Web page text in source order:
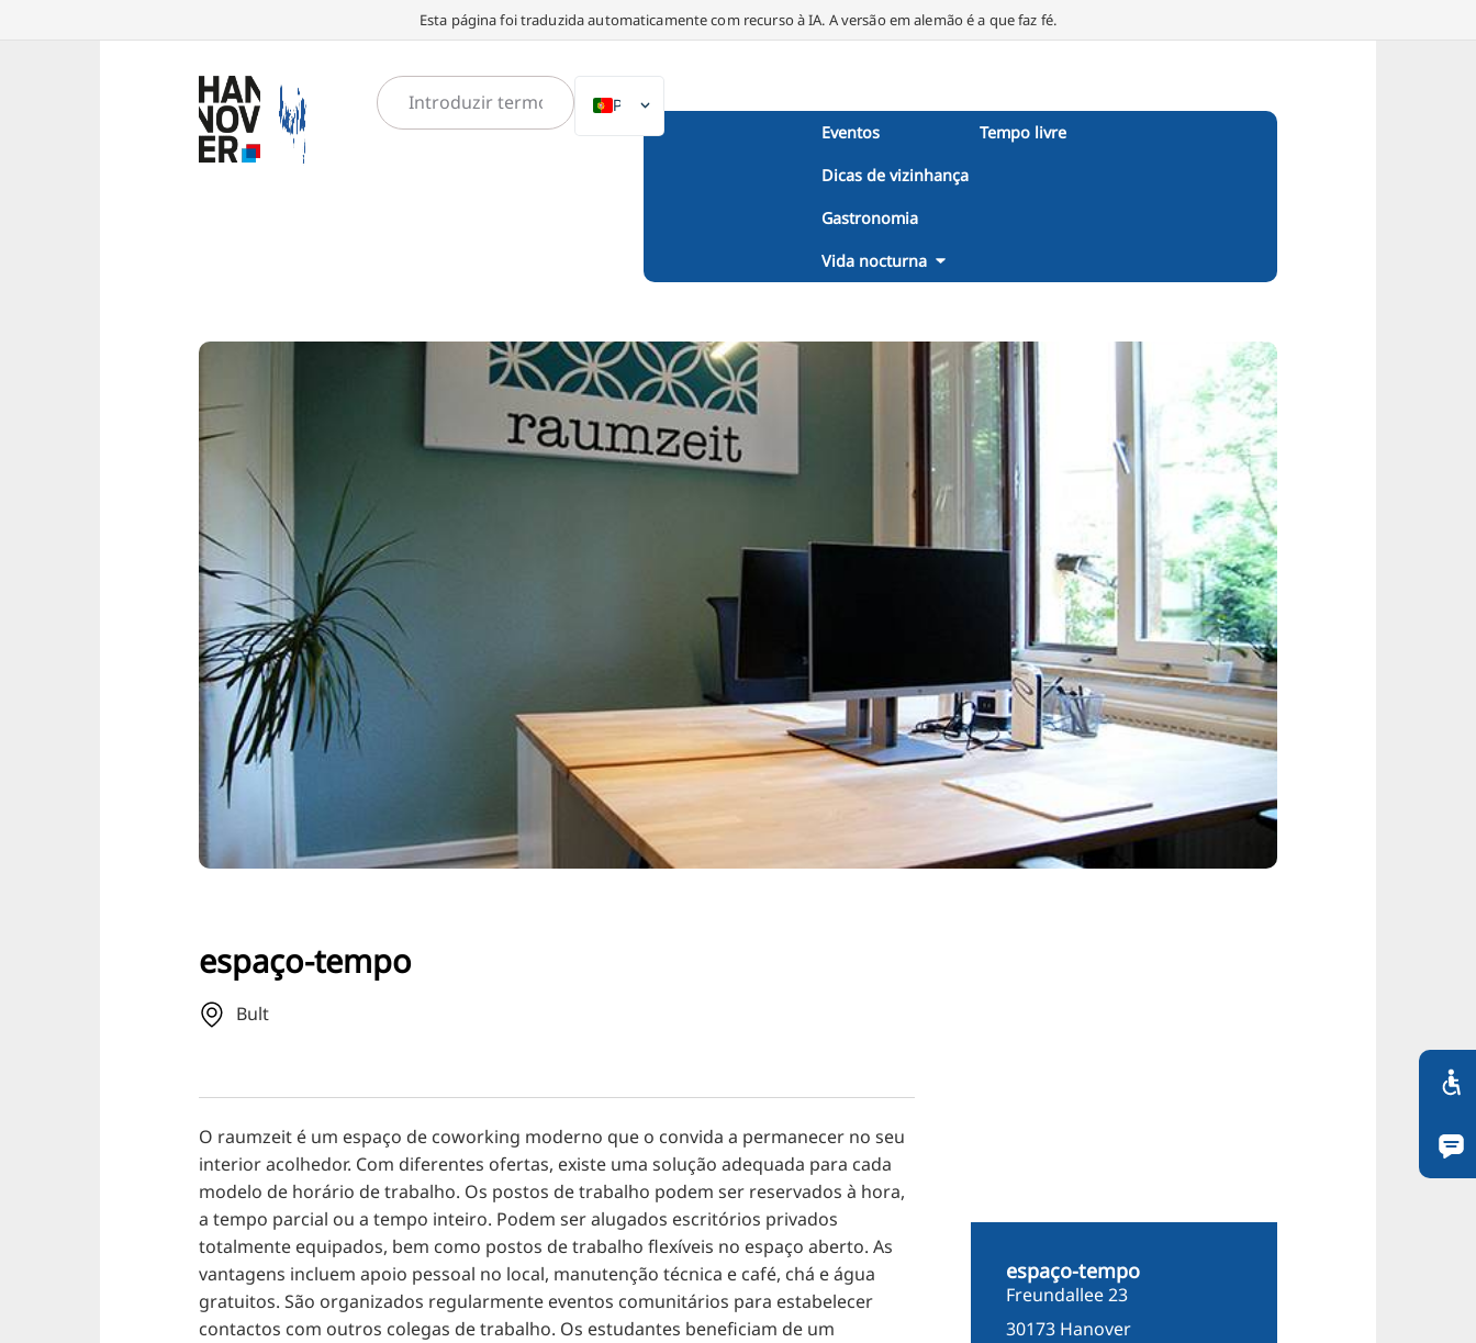
Esta página foi traduzida automaticamente com recurso à IA. A versão em alemão é a que faz fé.
DE
DA
SV
FR
TR
BG
Eventos Tempo livre
Dicas de vizinhança
Gastronomia
Vida nocturna
espaço-tempo
Bult
O raumzeit é um espaço de coworking moderno que o convida a permanecer no seu
interior acolhedor. Com diferentes ofertas, existe uma solução adequada para cada
modelo de horário de trabalho. Os postos de trabalho podem ser reservados à hora,
a tempo parcial ou a tempo inteiro. Podem ser alugados escritórios privados
totalmente equipados, bem como postos de trabalho flexíveis no espaço aberto. As
vantagens incluem apoio pessoal no local, manutenção técnica e café, chá e água
gratuitos. São organizados regularmente eventos comunitários para estabelecer
contactos com outros colegas de trabalho. Os estudantes beneficiam de um
espaço-tempo
Freundallee 23
30173 Hanover